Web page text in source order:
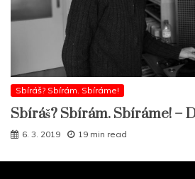
Sbíráš? Sbírám. Sbíráme!
Sbíráš? Sbírám. Sbíráme! –
6. 3. 2019 19 min read